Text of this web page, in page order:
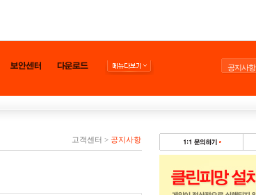
공지사항
고객센터 > 공지사항